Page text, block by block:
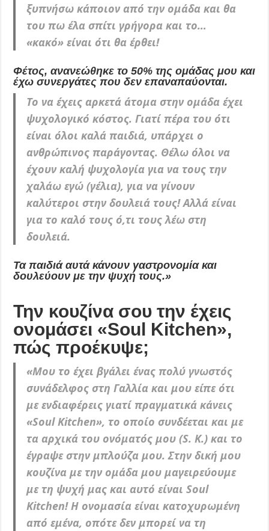
ξυπνήσω κάποιον από την ομάδα και θα
του πω έλα σπίτι γρήγορα και το…
«κακό» είναι ότι θα έρθει!
Φέτος, ανανεώθηκε το 50% της ομάδας μου και
έχω συνεργάτες που δεν επαναπαύονται.
Το να έχεις αρκετά άτομα στην ομάδα έχει
ψυχολογικό κόστος. Γιατί πέρα του ότι
είναι όλοι καλά παιδιά, υπάρχει ο
ανθρώπινος παράγοντας. Θέλω όλοι να
έχουν καλή ψυχολογία για να τους την
χαλάω εγώ (γέλια), για να γίνουν
καλύτεροι στην δουλειά τους! Αλλά είναι
για το καλό τους ό,τι τους λέω στη
δουλειά.
Τα παιδιά αυτά κάνουν γαστρονομία και
δουλεύουν με την ψυχή τους.»
Την κουζίνα σου την έχεις
ονομάσει «Soul Kitchen»,
πώς προέκυψε;
«Μου το έχει βγάλει ένας πολύ γνωστός
συνάδελφος στη Γαλλία και μου είπε ότι
με ενδιαφέρεις γιατί πραγματικά κάνεις
«Soul Kitchen», το οποίο συνδέεται και με
τα αρχικά του ονόματός μου (S. K.) και το
έγραψε στην μπλούζα μου. Στην δική μου
κουζίνα με την ομάδα μου μαγειρεύουμε
με τη ψυχή μας και αυτό είναι Soul
Kitchen! Η ονομασία είναι κατοχυρωμένη
από εμένα, οπότε δεν μπορεί να τη